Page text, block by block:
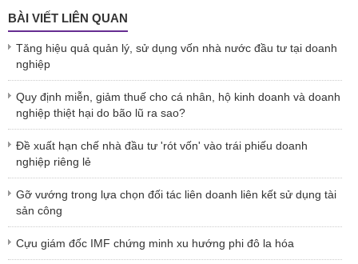
BÀI VIẾT LIÊN QUAN
Tăng hiệu quả quản lý, sử dụng vốn nhà nước đầu tư tại doanh
nghiệp
Quy định miễn, giảm thuế cho cá nhân, hộ kinh doanh và doanh
nghiệp thiệt hại do bão lũ ra sao?
Đề xuất hạn chế nhà đầu tư 'rót vốn' vào trái phiếu doanh
nghiệp riêng lẻ
Gỡ vướng trong lựa chọn đối tác liên doanh liên kết sử dụng tài
sản công
Cựu giám đốc IMF chứng minh xu hướng phi đô la hóa